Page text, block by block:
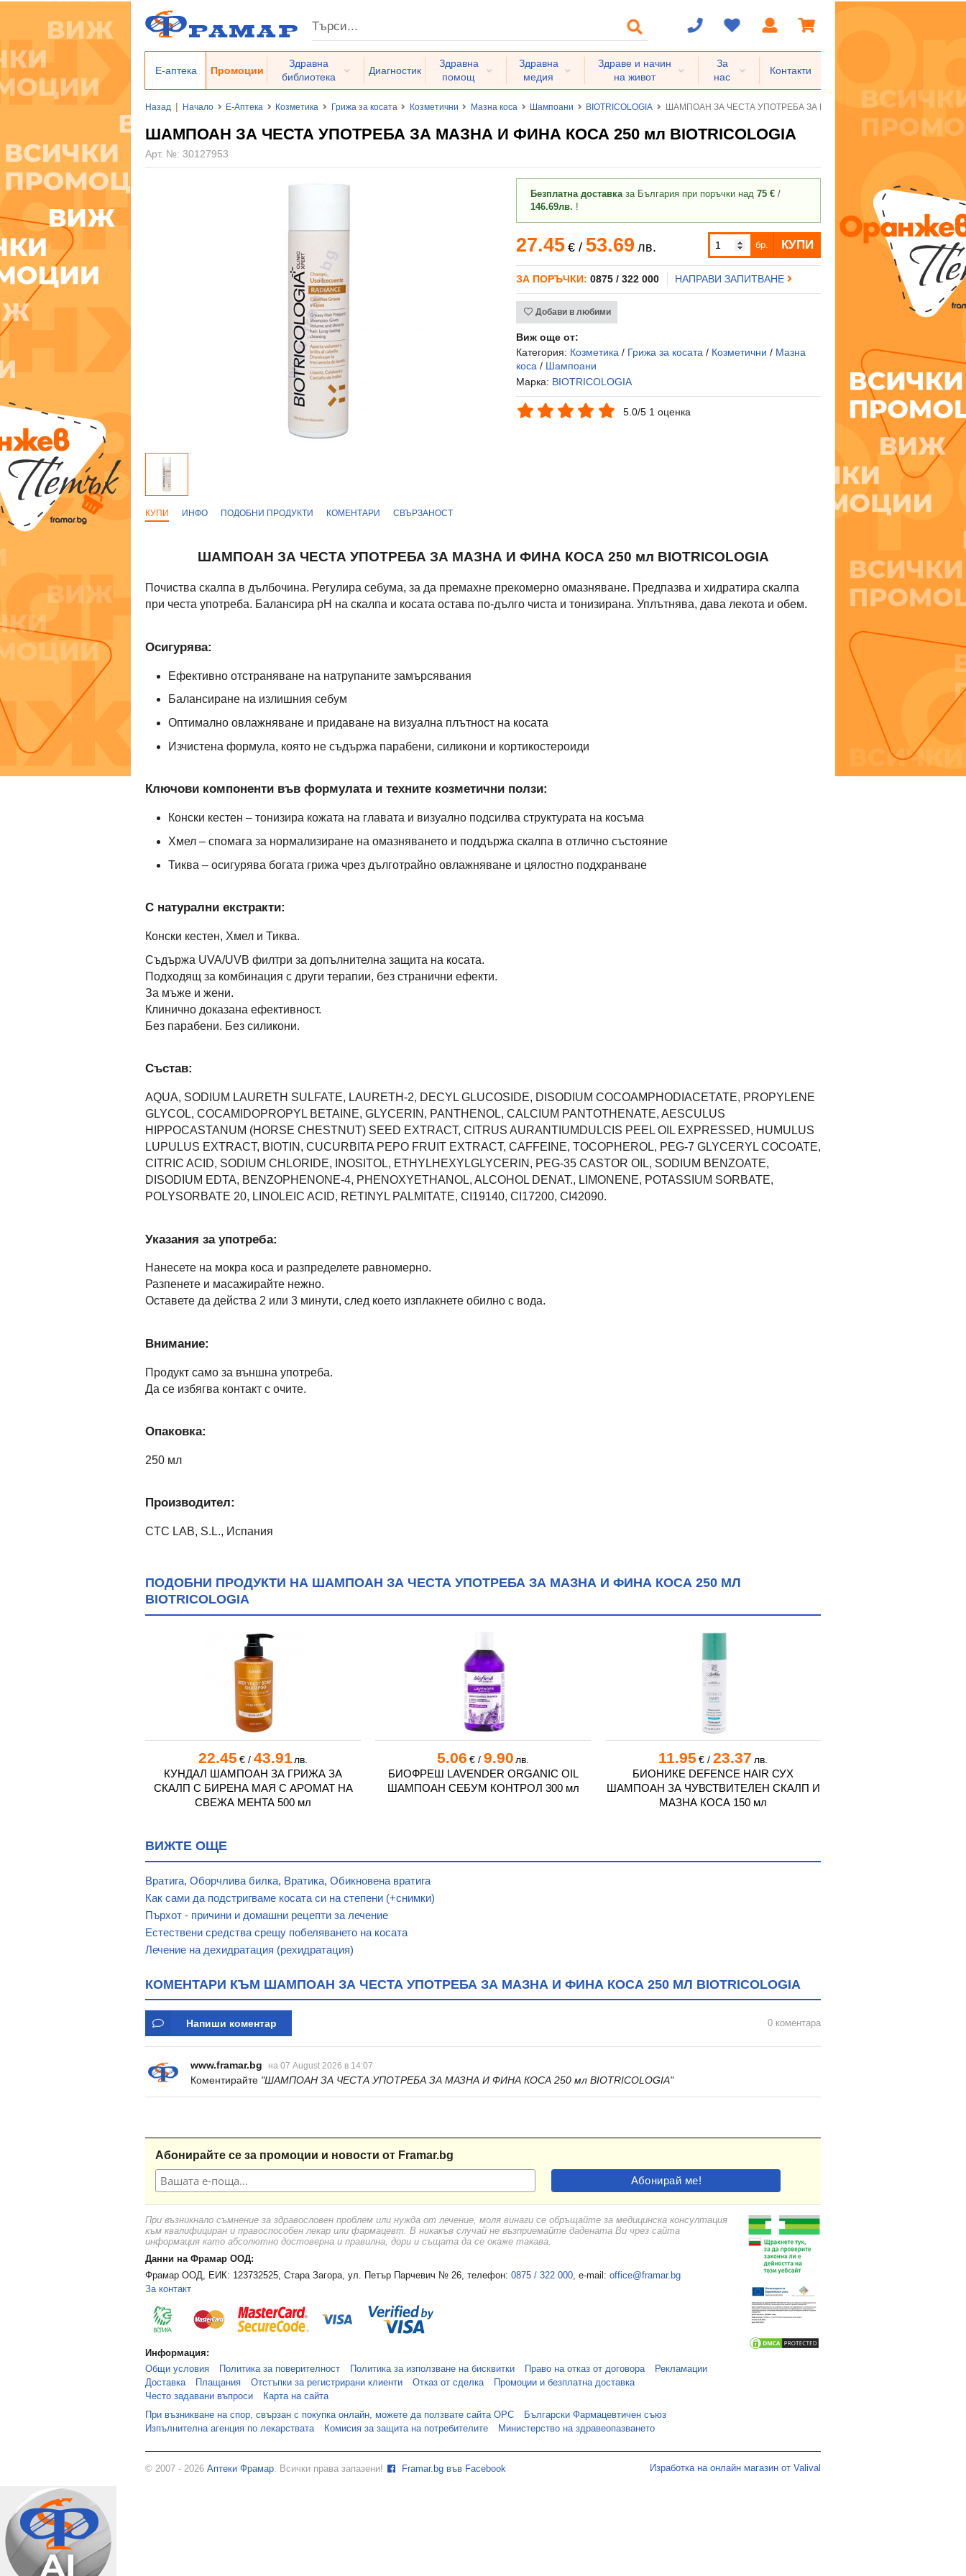
Е-аптека Промоции
Здравна
библиотека
Диагностик
Здравна
помощ
Здравна
медия
Здраве и начин
на живот
За
нас
Контакти
Назад | Начало Е-Аптека Козметика Грижа за косата Козметични Мазна коса Шампоани BIOTRICOLOGIA ШАМПОАН ЗА ЧЕСТА УПОТРЕБА ЗА МАЗНА И ФИНА КОСА 250 мл
ШАМПОАН ЗА ЧЕСТА УПОТРЕБА ЗА МАЗНА И ФИНА КОСА 250 мл BIOTRICOLOGIA
Арт. №: 30127953
Безплатна доставказа България при поръчки над 75 € /
146.69лв. !
27.45 €/ 53.69 лв. бр. КУПИ
ЗА ПОРЪЧКИ: 0875 / 322 000 НАПРАВИ ЗАПИТВАНЕ
Добави в любими
Виж още от:
Категория: Козметика / Грижа за косата / Козметични / Мазна
коса / Шампоани
Марка: BIOTRICOLOGIA
5.0/5 1 оценка
КУПИ ИНФО ПОДОБНИ ПРОДУКТИ КОМЕНТАРИ СВЪРЗАНОСТ
ШАМПОАН ЗА ЧЕСТА УПОТРЕБА ЗА МАЗНА И ФИНА КОСА 250 мл BIOTRICOLOGIA
Почиства скалпа в дълбочина. Регулира себума, за да премахне прекомерно омазняване. Предпазва и хидратира скалпа
при честа употреба. Балансира pH на скалпа и косата остава по-дълго чиста и тонизирана. Уплътнява, дава лекота и обем.
Осигурява:
Ефективно отстраняване на натрупаните замърсявания
Балансиране на излишния себум
Оптимално овлажняване и придаване на визуална плътност на косата
Изчистена формула, която не съдържа парабени, силикони и кортикостероиди
Ключови компоненти във формулата и техните козметични ползи:
Конски кестен – тонизира кожата на главата и визуално подсилва структурата на косъма
Хмел – спомага за нормализиране на омазняването и поддържа скалпа в отлично състояние
Тиква – осигурява богата грижа чрез дълготрайно овлажняване и цялостно подхранване
С натурални екстракти:
Конски кестен, Хмел и Тиква.
Съдържа UVA/UVB филтри за допълнителна защита на косата.
Подходящ за комбинация с други терапии, без странични ефекти.
За мъже и жени.
Клинично доказана ефективност.
Без парабени. Без силикони.
Състав:
AQUA, SODIUM LAURETH SULFATE, LAURETH-2, DECYL GLUCOSIDE, DISODIUM COCOAMPHODIACETATE, PROPYLENE
GLYCOL, COCAMIDOPROPYL BETAINE, GLYCERIN, PANTHENOL, CALCIUM PANTOTHENATE, AESCULUS
HIPPOCASTANUM (HORSE CHESTNUT) SEED EXTRACT, CITRUS AURANTIUMDULCIS PEEL OIL EXPRESSED, HUMULUS
LUPULUS EXTRACT, BIOTIN, CUCURBITA PEPO FRUIT EXTRACT, CAFFEINE, TOCOPHEROL, PEG-7 GLYCERYL COCOATE,
CITRIC ACID, SODIUM CHLORIDE, INOSITOL, ETHYLHEXYLGLYCERIN, PEG-35 CASTOR OIL, SODIUM BENZOATE,
DISODIUM EDTA, BENZOPHENONE-4, PHENOXYETHANOL, ALCOHOL DENAT., LIMONENE, POTASSIUM SORBATE,
POLYSORBATE 20, LINOLEIC ACID, RETINYL PALMITATE, CI19140, CI17200, CI42090.
Указания за употреба:
Нанесете на мокра коса и разпределете равномерно.
Разпенете и масажирайте нежно.
Оставете да действа 2 или 3 минути, след което изплакнете обилно с вода.
Внимание:
Продукт само за външна употреба.
Да се избягва контакт с очите.
Опаковка:
250 мл
Производител:
CTC LAB, S.L., Испания
ПОДОБНИ ПРОДУКТИ НА ШАМПОАН ЗА ЧЕСТА УПОТРЕБА ЗА МАЗНА И ФИНА КОСА 250 МЛ
BIOTRICOLOGIA
22.45 €/ 43.91 лв.
КУНДАЛ ШАМПОАН ЗА ГРИЖА ЗА
СКАЛП С БИРЕНА МАЯ С АРОМАТ НА
СВЕЖА МЕНТА 500 мл
5.06 €/ 9.90 лв.
БИОФРЕШ LAVENDER ORGANIC OIL
ШАМПОАН СЕБУМ КОНТРОЛ 300 мл
11.95 € / 23.37 лв.
БИОНИКЕ DEFENCE HAIR СУХ
ШАМПОАН ЗА ЧУВСТВИТЕЛЕН СКАЛП И
МАЗНА КОСА 150 мл
ВИЖТЕ ОЩЕ
Вратига, Оборчлива билка, Вратика, Обикновена вратига
Как сами да подстригваме косата си на степени (+снимки)
Пърхот - причини и домашни рецепти за лечение
Естествени средства срещу побеляването на косата
Лечение на дехидратация (рехидратация)
КОМЕНТАРИ КЪМ ШАМПОАН ЗА ЧЕСТА УПОТРЕБА ЗА МАЗНА И ФИНА КОСА 250 МЛ BIOTRICOLOGIA
Напиши коментар 0 коментара
www.framar.bg на 07 August 2026 в 14:07
Коментирайте "ШАМПОАН ЗА ЧЕСТА УПОТРЕБА ЗА МАЗНА И ФИНА КОСА 250 мл BIOTRICOLOGIA"
Абонирайте се за промоции и новости от Framar.bg
При възникнало съмнение за здравословен проблем или нужда от лечение, моля винаги се обръщайте за медицинска консултация
към квалифициран и правоспособен лекар или фармацевт. В никакъв случай не възприемайте дадената Ви чрез сайта
информация като абсолютно достоверна и правилна, дори и същата да се окаже такава.
Данни на Фрамар ООД:
Фрамар ООД, ЕИК: 123732525, Стара Загора, ул. Петър Парчевич № 26, телефон: 0875 / 322 000, e-mail: office@framar.bg
За контакт
Информация:
Общи условия
Политика за поверителност Политика за използване на бисквитки Право на отказ от договора
Рекламации
Доставка
Плащания Отстъпки за регистрирани клиенти Отказ от сделка
Промоции и безплатна доставка
Често задавани въпроси
Карта на сайта
При възникване на спор, свързан с покупка онлайн, можете да ползвате сайта ОРС
Български Фармацевтичен съюз
Изпълнителна агенция по лекарствата
Комисия за защита на потребителите Министерство на здравеопазването
© 2007 - 2026 Аптеки Фрамар. Всички права запазени! Framar.bg във Facebook Изработка на онлайн магазин от Valival